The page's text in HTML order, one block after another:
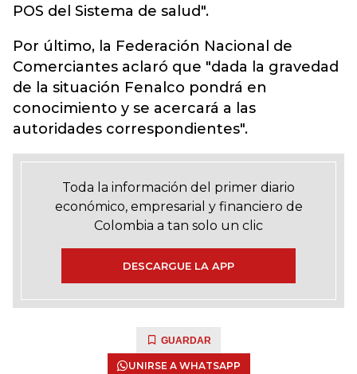
POS del Sistema de salud".
Por último, la Federación Nacional de
Comerciantes aclaró que "dada la gravedad
de la situación Fenalco pondrá en
conocimiento y se acercará a las
autoridades correspondientes".
Toda la información del primer diario
económico, empresarial y financiero de
Colombia a tan solo un clic
DESCARGUE LA APP
GUARDAR
UNIRSE A WHATSAPP